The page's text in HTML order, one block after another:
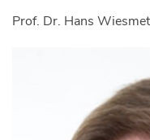
Prof. Dr. Hans